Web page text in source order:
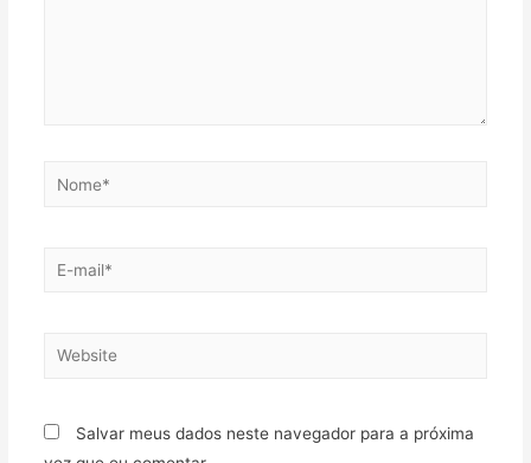
Salvar meus dados neste navegador para a próxima